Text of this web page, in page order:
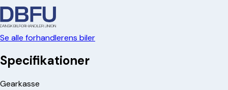
Se alle forhandlerens biler
Specifikationer
Gearkasse